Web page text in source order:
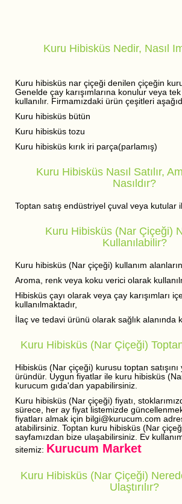
Kuru Hibisküs Nedir, Nasıl
Kuru hibisküs nar çiçeği denilen çiçeğin
Genelde çay karışımlarına konulur veya
kullanılır. Firmamızdaki ürün çeşitleri
Kuru hibisküs bütün
Kuru hibisküs tozu
Kuru hibisküs kırık iri parça(parlamış)
Kuru Hibisküs Nasıl Satılır,
Nasıldır?
Toptan satış endüstriyel çuval veya kutular
Kuru Hibisküs (Nar Çiçeği)
Kullanılabilir?
Kuru hibisküs (Nar çiçeği) kullanım
Aroma, renk veya koku verici olarak
Hibisküs çayı olarak veya çay karışımları
kullanılmaktadır,
İlaç ve tedavi ürünü olarak sağlık alanında
Kuru Hibisküs (Nar Çiçeği)
Hibisküs (Nar çiçeği) kurusu toptan satışını
üründür. Uygun fiyatlar ile kuru hibisküs
kurucum gıda'dan yapabilirsiniz.
Kuru hibisküs (Nar çiçeği) fiyatı,
sürece, her ay fiyat listemizde
fiyatları almak için bilgi@kurucum.com
atabilirsiniz. Toptan kuru hibisküs (Nar
sayfamızdan bize ulaşabilirsiniz. Ev
sitemiz: Kurucum Market
Kuru Hibisküs (Nar Çiçeği) Nerede
Ulaştırılır?